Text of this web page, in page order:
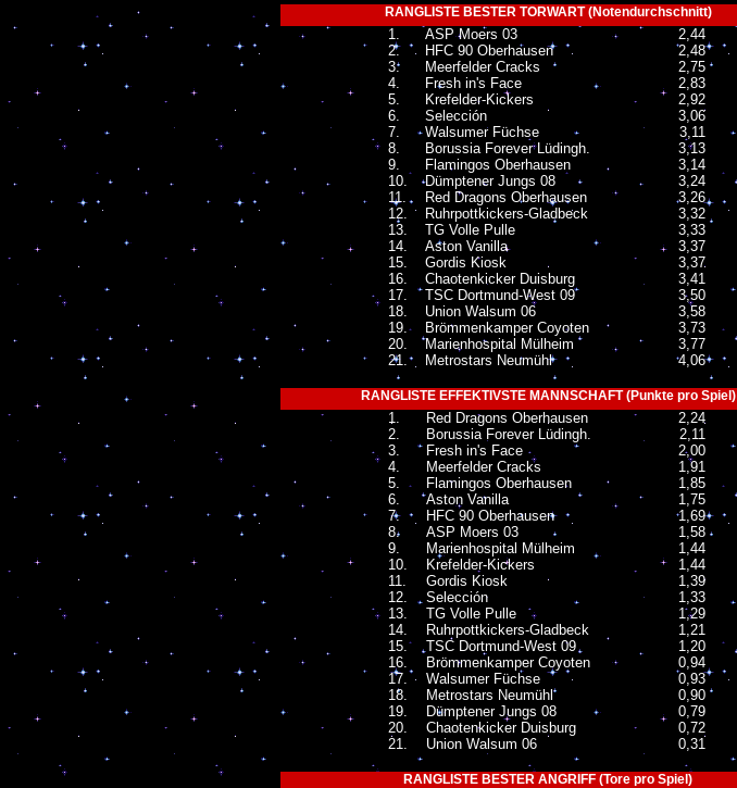
RANGLISTE BESTER TORWART (Notendurchschnitt)
1. ASP Moers 03
2,44
2.
HFC 90 Oberhausen
2,48
3.
Meerfelder Cracks
2,75
4.
Fresh in's Face
2,83
5.
Krefelder-Kickers
2,92
6.
Selección
3,06
7.
Walsumer Füchse
3,11
8.
Borussia Forever Lüdingh.
3,13
9.
Flamingos Oberhausen
3,14
10.
Dümptener Jungs 08
3,24
11.
Red Dragons Oberhausen
3,26
12.
Ruhrpottkickers-Gladbeck
3,32
13.
TG Volle Pulle
3,33
14.
Aston Vanilla
3,37
15.
Gordis Kiosk
3,37
16.
Chaotenkicker Duisburg
3,41
17.
TSC Dortmund-West 09
3,50
18.
Union Walsum 06
3,58
19.
Brömmenkamper Coyoten
3,73
20.
Marienhospital Mülheim
3,77
21.
Metrostars Neumühl 4,06
RANGLISTE EFFEKTIVSTE MANNSCHAFT (Punkte pro Spiel)
1. Red Dragons Oberhausen
2,24
2.
Borussia Forever Lüdingh.
2,11
3.
Fresh in's Face
2,00
4.
Meerfelder Cracks
1,91
5.
Flamingos Oberhausen
1,85
6.
Aston Vanilla
1,75
7.
HFC 90 Oberhausen
1,69
8.
ASP Moers 03
1,58
9.
Marienhospital Mülheim
1,44
10.
Krefelder-Kickers
1,44
11.
Gordis Kiosk
1,39
12.
Selección
1,33
13.
TG Volle Pulle
1,29
14.
Ruhrpottkickers-Gladbeck
1,21
15.
TSC Dortmund-West 09
1,20
16.
Brömmenkamper Coyoten
0,94
17.
Walsumer Füchse
0,93
18.
Metrostars Neumühl
0,90
19.
Dümptener Jungs 08
0,79
20.
Chaotenkicker Duisburg
0,72
21.
Union Walsum 06 0,31
RANGLISTE BESTER ANGRIFF (Tore pro Spiel)